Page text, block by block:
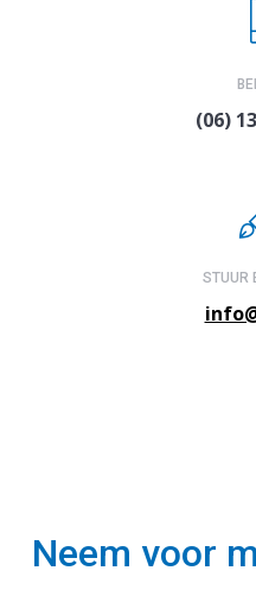
(06)
STUUR
Neem voor